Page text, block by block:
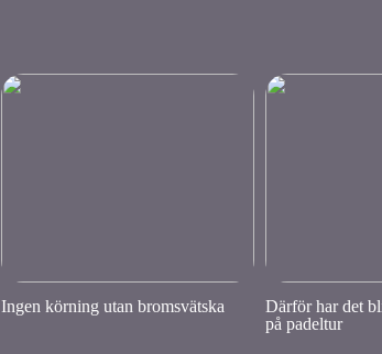
Ingen körning utan bromsvätska
Därför har det
på padeltur